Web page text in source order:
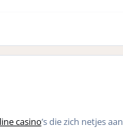
casino’s die zich netjes